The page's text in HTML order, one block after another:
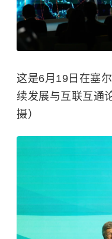
这是6月19日在塞
续发展与互联互通
摄）